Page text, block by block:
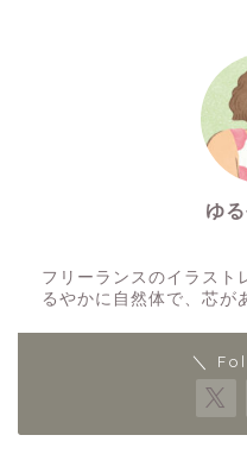
ゆ
フリーランスのイラスト
るやかに自然体で、芯が
＼